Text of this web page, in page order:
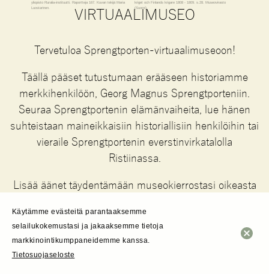
yliopisto Ruralia-instituutti. Raportteja 167. Kuvan tekijä Maria
Luostarinen.
kriget och Finlands krigare 1808 - 1809. s.28. Museovirasto
(Suomi)
VIRTUAALIMUSEO
Tervetuloa Sprengtporten-virtuaalimuseoon!
Täällä pääset tutustumaan erääseen historiamme
merkkihenkilöön, Georg Magnus Sprengtporteniin.
Seuraa Sprengtportenin elämänvaiheita, lue hänen
suhteistaan maineikkaisiin historiallisiin henkilöihin tai
vieraile Sprengtportenin everstinvirkatalolla
Ristiinassa.
Lisää äänet täydentämään museokierrostasi oikeasta
KÄY SISÄÄN
Käytämme evästeitä parantaaksemme
selailukokemustasi ja jakaaksemme tietoja
markkinointikumppaneidemme kanssa.
Tietosuojaseloste